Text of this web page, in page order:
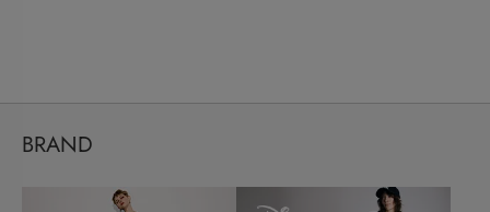
BRAND